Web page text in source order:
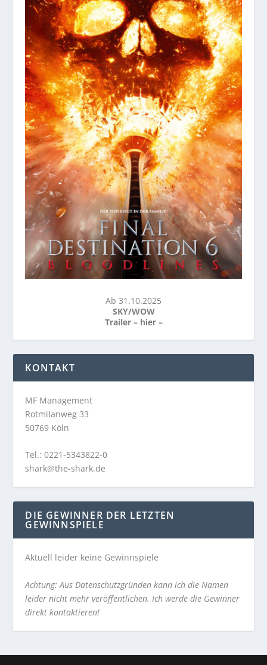
Ab 31.10.2025
SKY/WOW
Trailer – hier –
KONTAKT
MF Management
Rotmilanweg 33
50769 Köln
Tel.: 0221-5343822-0
shark@the-shark.de
DIE GEWINNER DER LETZTEN
GEWINNSPIELE
Aktuell leider keine Gewinnspiele
Achtung: Aus Datenschutzgründen kann ich die Namen
leider nicht mehr veröffentlichen. Ich werde die Gewinner
direkt kontaktieren!